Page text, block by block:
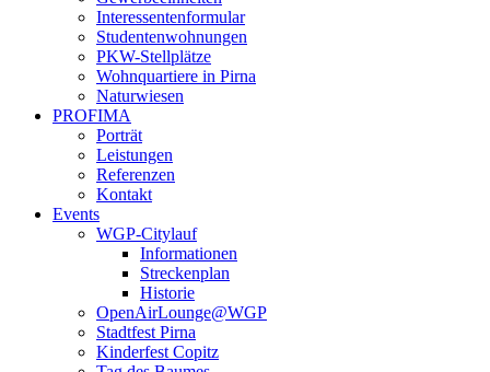
Interessentenformular
Studentenwohnungen
PKW-Stellplätze
Wohnquartiere in Pirna
Naturwiesen
PROFIMA
Porträt
Leistungen
Referenzen
Kontakt
Events
WGP-Citylauf
Informationen
Streckenplan
Historie
OpenAirLounge@WGP
Stadtfest Pirna
Kinderfest Copitz